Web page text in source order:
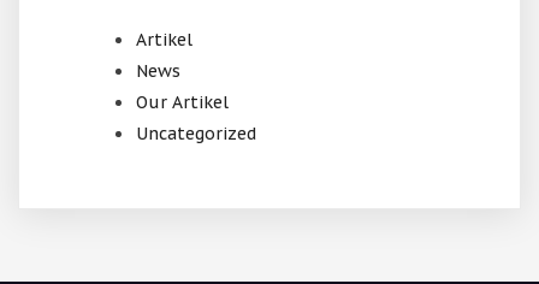
Artikel
News
Our Artikel
Uncategorized